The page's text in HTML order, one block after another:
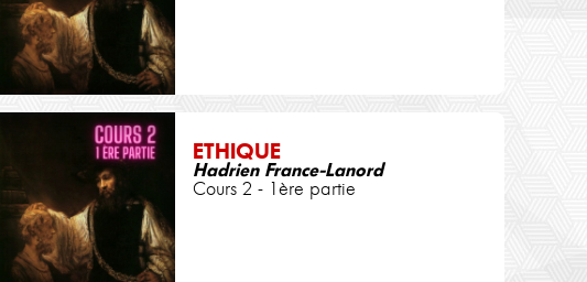
ETHIQUE
Hadrien France-Lanord
Cours 2 - 1ère partie